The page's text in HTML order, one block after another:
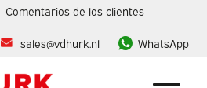
Comentarios de los clientes
sales@vdhurk.nl WhatsApp